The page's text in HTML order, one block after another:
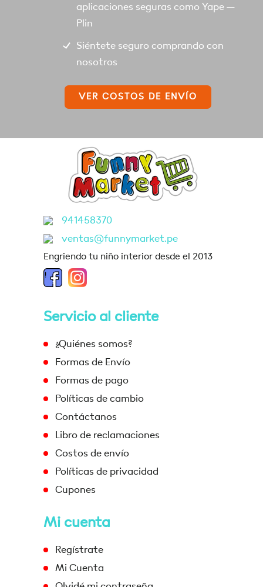
aplicaciones seguras como Yape –
Plin
Siéntete seguro comprando con
nosotros
VER COSTOS DE ENVÍO
941458370
ventas@funnymarket.pe
Engriendo tu niño interior desde el 2013
Servicio al cliente
¿Quiénes somos?
Formas de Envío
Formas de pago
Políticas de cambio
Contáctanos
Libro de reclamaciones
Costos de envío
Políticas de privacidad
Cupones
Mi cuenta
Regístrate
Mi Cuenta